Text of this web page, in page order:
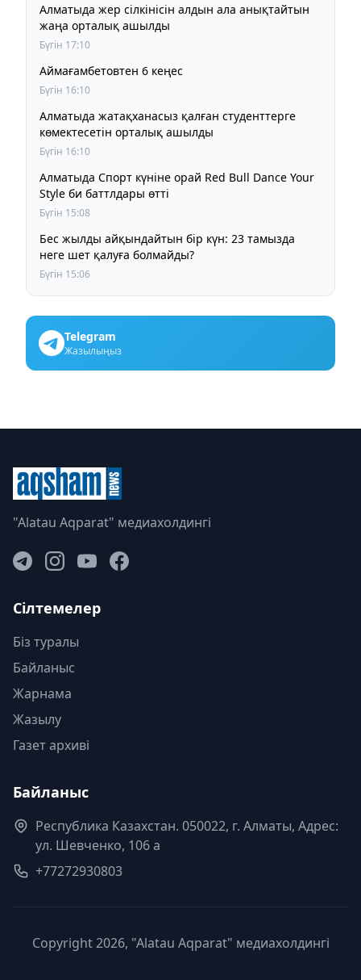
Алматыда жер сілкінісін алдын ала анықтайтын
жаңа орталық ашылды
Бүгін 17:10
Аймағамбетовтен 6 кеңес
Бүгін 16:10
Алматыда жатақханасыз қалған студенттерге
көмектесетін орталық ашылды
Бүгін 16:10
Алматыда Спорт күніне орай Red Bull Dance Your
Style би баттлдары өтті
Бүгін 15:08
Бес жылды айқындайтын бір күн: 23 тамызда
неге шет қалуға болмайды?
Бүгін 15:06
Telegram
Жазылыңыз
"Alatau Aqparat" медиахолдингі
Сілтемелер
Біз туралы
Байланыс
Жарнама
Жазылу
Газет архиві
Байланыс
Республика Казахстан. 050022, г. Алматы, Адрес:
ул. Шевченко, 106 а
+77272930803
Copyright 2026, "Alatau Aqparat" медиахолдингі